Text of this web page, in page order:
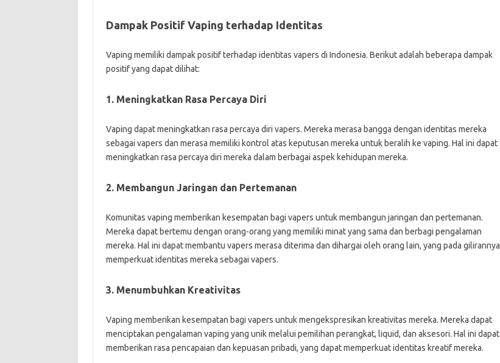
Dampak Positif Vaping terhadap Identitas
Vaping memiliki dampak positif terhadap identitas vapers di Indonesia. Berikut adalah beberapa dampak
positif yang dapat dilihat:
1. Meningkatkan Rasa Percaya Diri
Vaping dapat meningkatkan rasa percaya diri vapers. Mereka merasa bangga dengan identitas mereka
sebagai vapers dan merasa memiliki kontrol atas keputusan mereka untuk beralih ke vaping. Hal ini dapat
meningkatkan rasa percaya diri mereka dalam berbagai aspek kehidupan mereka.
2. Membangun Jaringan dan Pertemanan
Komunitas vaping memberikan kesempatan bagi vapers untuk membangun jaringan dan pertemanan.
Mereka dapat bertemu dengan orang-orang yang memiliki minat yang sama dan berbagi pengalaman
mereka. Hal ini dapat membantu vapers merasa diterima dan dihargai oleh orang lain, yang pada gilirannya
memperkuat identitas mereka sebagai vapers.
3. Menumbuhkan Kreativitas
Vaping memberikan kesempatan bagi vapers untuk mengekspresikan kreativitas mereka. Mereka dapat
menciptakan pengalaman vaping yang unik melalui pemilihan perangkat, liquid, dan aksesori. Hal ini dapat
memberikan rasa pencapaian dan kepuasan pribadi, yang dapat memperkuat identitas kreatif mereka.